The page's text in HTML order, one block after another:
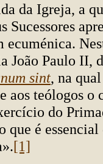
da Igreja, a
Sucessores
João Paulo II,
sint, na
aos teólogos o
do
é essencial
[1]